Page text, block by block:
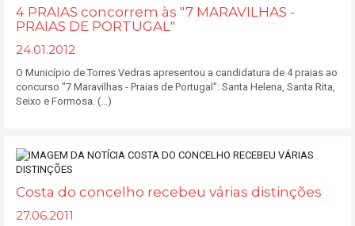
4 PRAIAS concorrem às "7 MARAVILHAS -
PRAIAS DE PORTUGAL"
24.01.2012
O Município de Torres Vedras apresentou a candidatura de 4 praias ao
concurso "7 Maravilhas - Praias de Portugal": Santa Helena, Santa Rita,
Seixo e Formosa. (...)
Costa do concelho recebeu várias distinções
27.06.2011